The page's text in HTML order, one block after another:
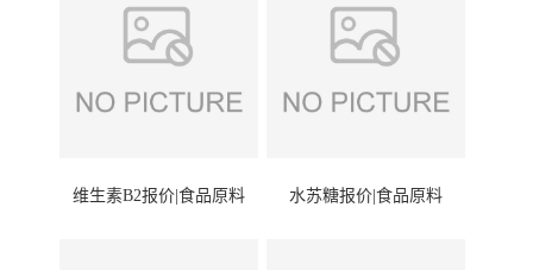
维生素B2报价|食品原料 水苏糖报价|食品原料